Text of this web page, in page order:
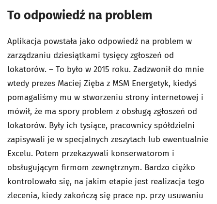
To odpowiedź na problem
Aplikacja powstała jako odpowiedź na problem w
zarządzaniu dziesiątkami tysięcy zgłoszeń od
lokatorów. – To było w 2015 roku. Zadzwonił do mnie
wtedy prezes Maciej Zięba z MSM Energetyk, kiedyś
pomagaliśmy mu w stworzeniu strony internetowej i
mówił, że ma spory problem z obsługą zgłoszeń od
lokatorów. Były ich tysiące, pracownicy spółdzielni
zapisywali je w specjalnych zeszytach lub ewentualnie
Excelu. Potem przekazywali konserwatorom i
obsługującym firmom zewnętrznym. Bardzo ciężko
kontrolowało się, na jakim etapie jest realizacja tego
zlecenia, kiedy zakończą się prace np. przy usuwaniu